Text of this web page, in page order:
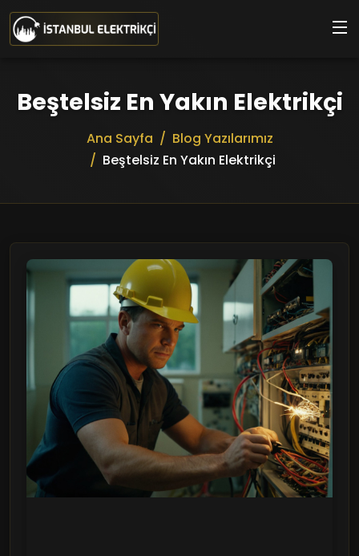
Ana içeriğe geç
Beştelsiz En Yakın Elektrikçi
Ana Sayfa
Blog Yazılarımız
Beştelsiz En Yakın Elektrikçi